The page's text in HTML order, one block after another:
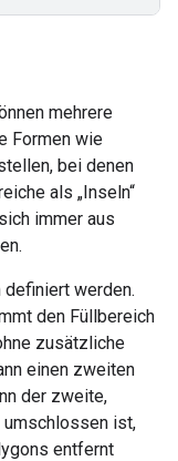
mehrere
Formen wie
bei denen
als „Inseln“
immer aus
werden.
den Füllbereich
zusätzliche
einen zweiten
der zweite,
ist,
entfernt